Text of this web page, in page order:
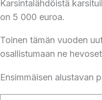
Karsintalähdöistä
on 5 000 euroa.
Toinen tämän vuoden
osallistumaan ne
Ensimmäisen alustavan